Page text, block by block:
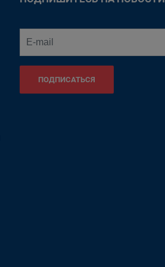
ПОДПИСАТЬСЯ